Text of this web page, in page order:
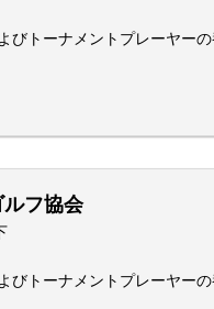
びトーナメントプレーヤー
フ協会
びトーナメントプレーヤー